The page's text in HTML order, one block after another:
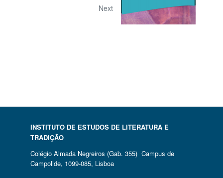
Next
INSTITUTO DE ESTUDOS DE LITERATURA E
TRADIÇÃO
Colégio Almada Negreiros (Gab. 355) Campus de
Campolide, 1099-085, Lisboa